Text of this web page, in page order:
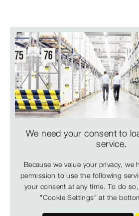
We need your consent to
service.
Because we value your privacy, we
permission to use the following
your consent at any time. To do
"Cookie Settings" at the